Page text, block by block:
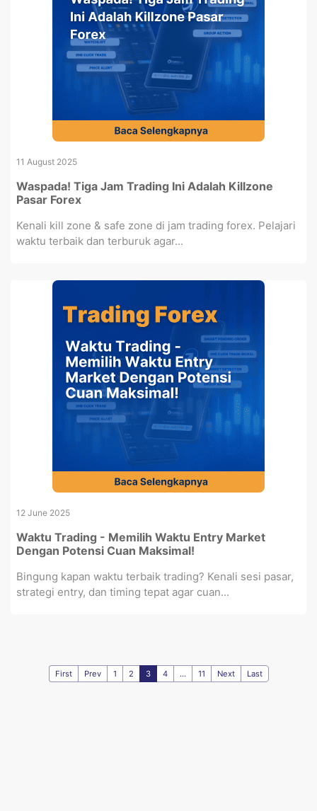
11 August 2025
Waspada! Tiga Jam Trading Ini Adalah Killzone
Pasar Forex
Kenali kill zone & safe zone di jam trading forex. Pelajari
waktu terbaik dan terburuk agar...
12 June 2025
Waktu Trading - Memilih Waktu Entry Market
Dengan Potensi Cuan Maksimal!
Bingung kapan waktu terbaik trading? Kenali sesi pasar,
strategi entry, dan timing tepat agar cuan...
First Prev 1 2 3 4 ... 11 Next Last